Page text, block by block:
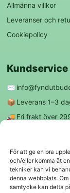
För att ge en bra
och/eller komma åt
tekniker kan vi
denna webbplats.
samtycke kan detta
Allmänna villkor
Leveranser och
Cookiepolicy
Kundservice
✉️
📦 Leverans 1–3
🚚 Fri frakt över
Följ oss
f ◎